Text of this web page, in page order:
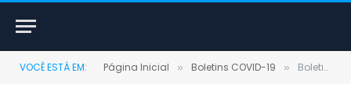
VOCÊ ESTÁ EM: Página Inicial » Boletins COVID-19 » Boletim COVID-19 (10/04/2021)